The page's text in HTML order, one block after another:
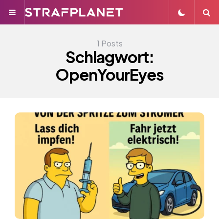
Menu
1 Posts
Schlagwort:
OpenYourEyes